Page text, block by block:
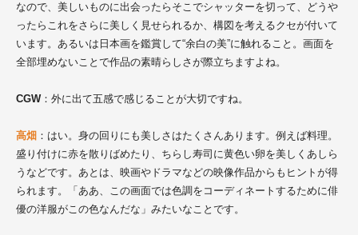
なので、美しいものに出会ったらそこでシャッターを切って、どうや
ったらこれをさらに美しく見せられるか、構図を考えるクセが付いて
います。あるいは日本画を鑑賞して“余白の美”に触れること。画面を
全部埋めないことで作品の素晴らしさが際立ちますよね。
CGW：外に出て五感で感じることが大切ですね。
高畑 ：はい。身の回りにも美しさはたくさんあります。例えば料理。
盛り付けに赤を散りばめたり、ちらし寿司に黄色い卵を美しくあしら
うなどです。あとは、映画やドラマなどの映像作品からもヒントが得
られます。「ああ、この画面では色調をコーディネートするために俳
優の洋服がこの色なんだな」みたいなことです。